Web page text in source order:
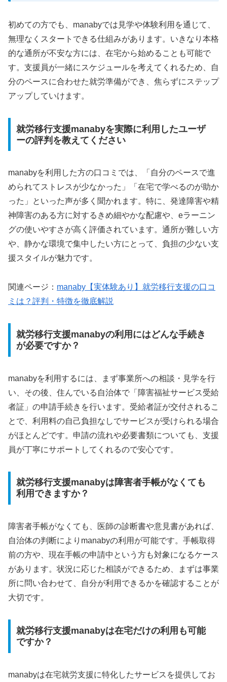
初めての方でも、manabyでは見学や体験利用を通じて、
無理なくスタートできる仕組みがあります。いきなり本格
的な通所が不安な方には、在宅から始めることも可能で
す。支援員が一緒にスケジュールを考えてくれるため、自
分のペースに合わせた就労準備ができ、焦らずにステップ
アップしていけます。
就労移行支援manabyを実際に利用したユーザ
ーの評判を教えてください
manabyを利用した方の口コミでは、「自分のペースで進
められてストレスが少なかった」「在宅で学べるのが助か
った」といった声が多く聞かれます。特に、発達障害や精
神障害のある方に対するきめ細やかな配慮や、eラーニン
グの使いやすさが高く評価されています。通所が難しい方
や、静かな環境で集中したい方にとって、負担の少ない支
援スタイルが魅力です。
関連ページ： manaby 【実体験あり】就労移行支援の口コ
ミは？評判・特徴を徹底解説
就労移行支援manabyの利用にはどんな手続き
が必要ですか？
manabyを利用するには、まず事業所への相談・見学を行
い、その後、住んでいる自治体で「障害福祉サービス受給
者証」の申請手続きを行います。受給者証が交付されるこ
とで、利用料の自己負担なしでサービスが受けられる場合
がほとんどです。申請の流れや必要書類についても、支援
員が丁寧にサポートしてくれるので安心です。
就労移行支援manabyは障害者手帳がなくても
利用できますか？
障害者手帳がなくても、医師の診断書や意見書があれば、
自治体の判断によりmanabyの利用が可能です。手帳取得
前の方や、現在手帳の申請中という方も対象になるケース
があります。状況に応じた相談ができるため、まずは事業
所に問い合わせて、自分が利用できるかを確認することが
大切です。
就労移行支援manabyは在宅だけの利用も可能
ですか？
manabyは在宅就労支援に特化したサービスを提供してお